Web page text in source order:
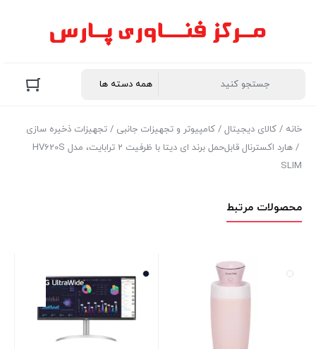
خانه / کالای دیجیتال / کامپیوتر و تجهیزات جانبی / تجهیزات ذخیره سازی
/ هارد اکسترنال قابل‌حمل برند ای دیتا با ظرفیت 2 ترابایت، مدل HV620S
SLIM
محصولات مرتبط